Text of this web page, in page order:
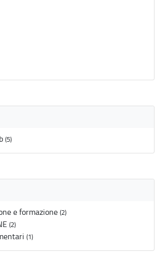
(5)
e formazione (2)
(2)
(1)